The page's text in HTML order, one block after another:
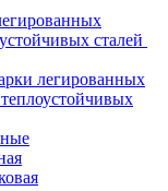
сталей
легированных